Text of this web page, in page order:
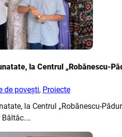
la Centrul „Robănescu-
de povești, Proiecte
la Centrul „Robănescu-
Bâltâc.…